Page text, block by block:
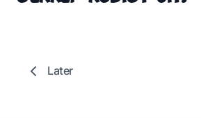
Later